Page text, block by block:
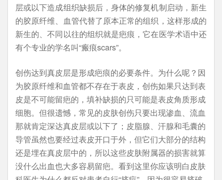
层或以下造成组织缺损后，身体的修复机制启动，新生
的胶原纤维、血管代替了原本正常的组织，这样形成的
新生的、不同以往的组织就是疤痕，它在医学术语中还
有个专业的学名叫“瘢痕scars”。
创伤达到真皮层是形成疤痕的必要条件。为什么呢？因
为胶原纤维和血管都不存在于表皮，创伤如果只达到表
皮是不可能留疤的，填补缺损的只可能是表皮角质形成
细胞。但很遗憾，常见的皮肤创伤只要出现渗血、流血
那就肯定深达真皮层或以下了；皮脂腺、汗腺和毛囊的
导管虽然也要经过表皮开口于外，但它们大部分的结构
还是埋在真皮层中的，所以这些皮肤附属器的损害就算
没什么出血也大多容易留疤。看到这里你应该明白皮肤